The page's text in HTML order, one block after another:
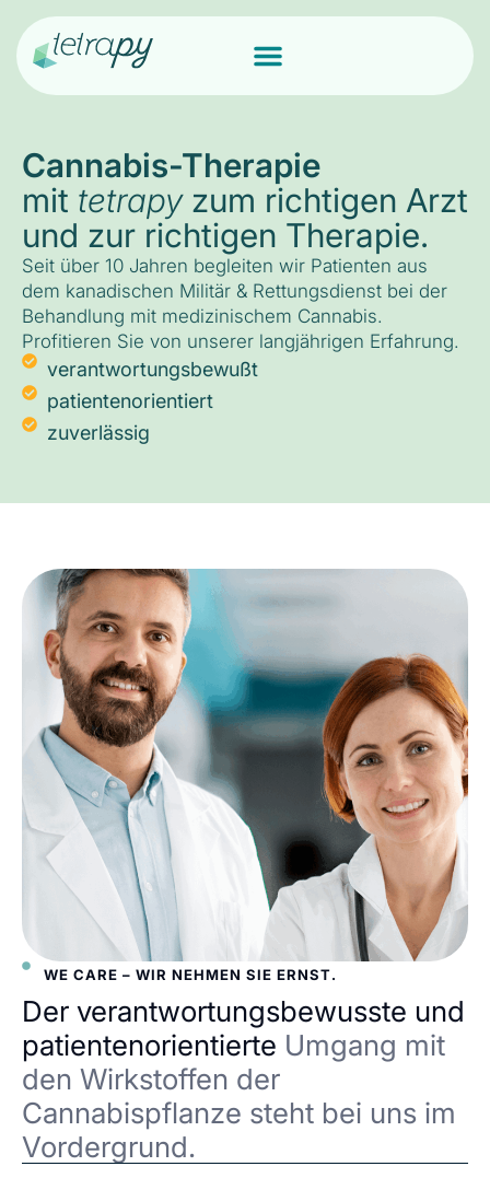
Cannabis-Therapie
mit tetrapyzum richtigen Arzt
und zur richtigen Therapie.
Seit über 10 Jahren begleiten wir Patienten aus
dem kanadischen Militär & Rettungsdienst bei der
Behandlung mit medizinischem Cannabis.
Profitieren Sie von unserer langjährigen Erfahrung.
verantwortungsbewußt
patientenorientiert
zuverlässig
WE CARE – WIR NEHMEN SIE ERNST.
Der verantwortungsbewusste und
patientenorientierte Umgang mit
den Wirkstoffen der
Cannabispflanze steht bei uns im
Vordergrund.